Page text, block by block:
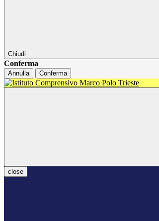
Chiudi
Conferma
Annulla Conferma
close